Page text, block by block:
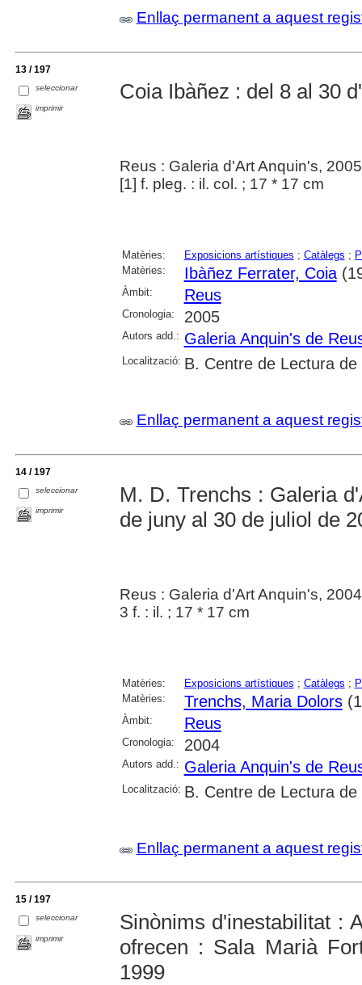
Enllaç permanent a aquest
13 / 197
seleccionar
imprimir
Coia Ibàñez : del 8 al 30
Reus : Galeria d'Art Anquin's, 2005
[1] f. pleg. : il. col. ; 17 * 17 cm
Matèries: Exposicions artístiques ; Catàlegs ;
Matèries:
Ibàñez Ferrater, Coia
Àmbit: Reus
Cronologia: 2005
Autors add.: Galeria Anquin's de
Localització: B. Centre de Lectura de
Enllaç permanent a aquest
14 / 197
seleccionar
imprimir
M. D. Trenchs : Galeria
de juny al 30 de juliol de
Reus : Galeria d'Art Anquin's, 2004
3 f. : il. ; 17 * 17 cm
Matèries: Exposicions artístiques ; Catàlegs ;
Matèries:
Trenchs, Maria Dolors
Àmbit: Reus
Cronologia: 2004
Autors add.: Galeria Anquin's de
Localització: B. Centre de Lectura de
Enllaç permanent a aquest
15 / 197
seleccionar
imprimir
Sinònims d'inestabilitat :
ofrecen : Sala Marià
1999